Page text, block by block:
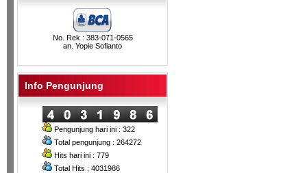
No. Rek : 383-071-0565
an. Yopie Sofianto
Info Pengunjung
Pengunjung hari ini : 322
Total pengunjung : 264272
Hits hari ini : 779
Total Hits : 4031986